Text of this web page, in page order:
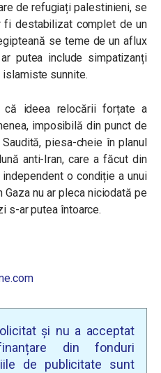
de refugiați palestinieni, se
fi destabilizat complet de un
se teme de un aflux
putea include simpatizanți
islamiste sunnite.
că ideea relocării forțate a
imposibilă din punct de
piesa-cheie în planul
anti-Iran, care a făcut din
o condiție a unui
nu ar pleca niciodată pe
s-ar putea întoarce.
și nu a acceptat
din fonduri
de publicitate sunt